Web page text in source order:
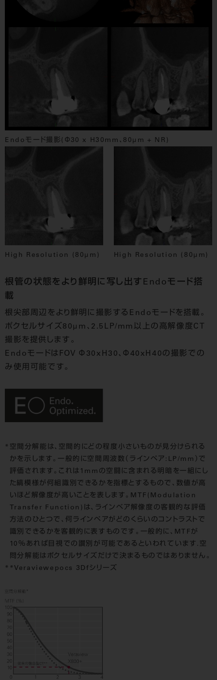
Endoモード撮影(Φ30 x H30mm、80μm + NR)
High Resolution (80μm) High Resolution (80μm)
根管の状態をより鮮明に写し出すEndoモード搭
載
根尖部周辺をより鮮明に撮影するEndoモードを搭載。
ポクセルサイズ80μm、2.5LP/mm以上の高解像度CT
撮影を提供します。
EndoモードはFOV Φ30xH30、Φ40xH40の撮影での
み使用可能です。
*空間分解能は、空間的にどの程度小さいものが見分けられる
かを示します。一般的に空間周波数（ラインペア:LP/mm）で
評価されます。これは1mmの空闘に含まれる明暗を一組にし
た縞模様が何組識別できるかを指標とするもので、数値が高
いほど解像度が高いことを表します。MTF(Modulation
Transfer Function)は、ラインベア解像度の客観的な評価
方法のひとつで、何ラインペアがどのくらいのコントラストで
識別できるかを客観的に表すものです。一般的に、MTFが
10％あれば目視での讃別が可能であるといわれています．空
問分解能はボクセルサイズだけで決まるものではありません。
**Veraviewepocs 3Dfシリーズ